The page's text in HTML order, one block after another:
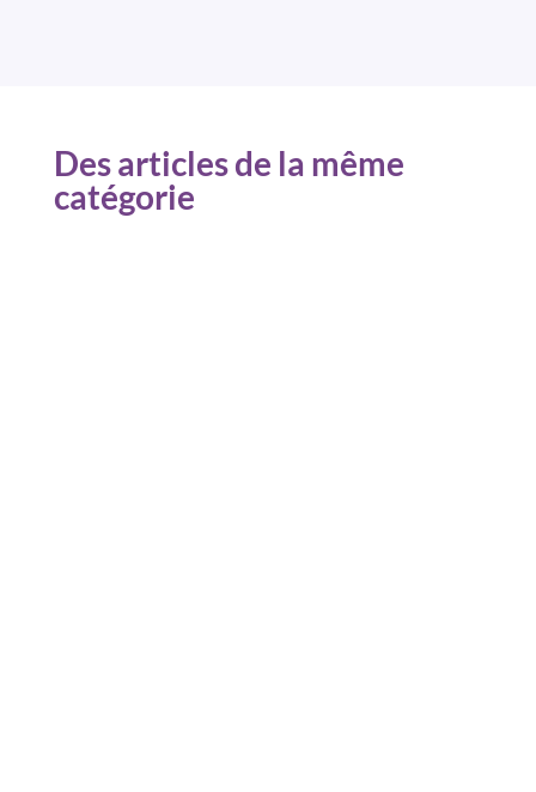
Des articles de la même
catégorie